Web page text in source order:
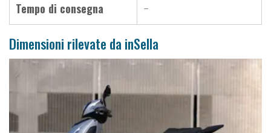
Tempo di consegna -
Dimensioni rilevate da inSella